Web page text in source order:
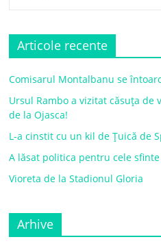
Articole recente
Comisarul Montalbanu se
Ursul Rambo a vizitat căsuța de
de la Ojasca!
L-a cinstit cu un kil de Țuică de
A lăsat politica pentru cele sfinte
Vioreta de la Stadionul Gloria
Arhive